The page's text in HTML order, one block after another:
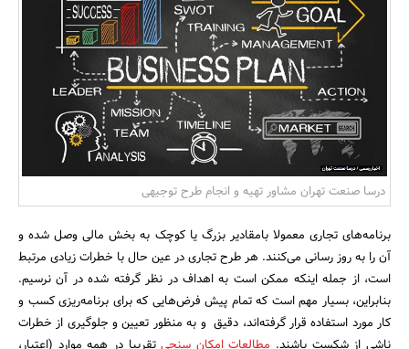
بانک، بیمه و سرمایه
مسکن و ساختمان
درسا صنعت تهران مشاور تهیه و انجام طرح توجیهی
برنامه‌های تجاری معمولا بامقادیر بزرگ یا کوچک به بخش مالی وصل شده و
آن را به روز رسانی می‌کنند. هر طرح تجاری در عین حال با خطرات زیادی مرتبط
است، از جمله اینکه ممکن است به اهداف در نظر گرفته شده در آن نرسیم.
بنابراین، بسیار مهم است که تمام پیش فرض‌هایی که برای برنامه‌ریزی کسب و
کار مورد استفاده قرار گرفته‌اند، دقیق و به منظور تعیین و جلوگیری از خطرات